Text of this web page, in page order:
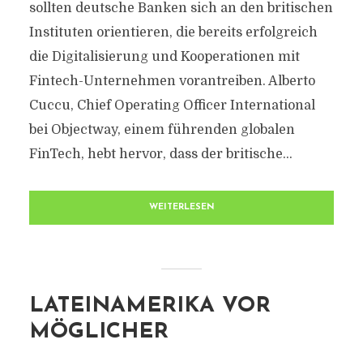
sollten deutsche Banken sich an den britischen
Instituten orientieren, die bereits erfolgreich
die Digitalisierung und Kooperationen mit
Fintech-Unternehmen vorantreiben. Alberto
Cuccu, Chief Operating Officer International
bei Objectway, einem führenden globalen
FinTech, hebt hervor, dass der britische...
WEITERLESEN
LATEINAMERIKA VOR
MÖGLICHER